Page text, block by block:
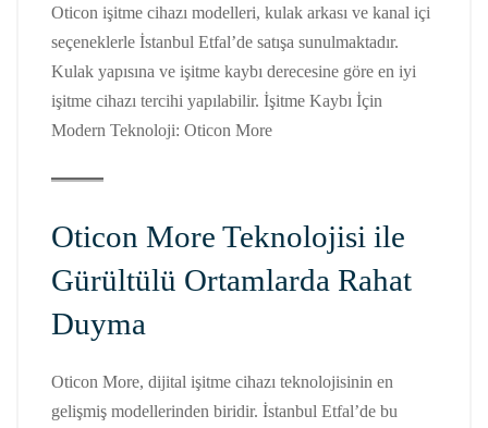
Oticon işitme cihazı modelleri, kulak arkası ve kanal içi
seçeneklerle İstanbul Etfal’de satışa sunulmaktadır.
Kulak yapısına ve işitme kaybı derecesine göre en iyi
işitme cihazı tercihi yapılabilir. İşitme Kaybı İçin
Modern Teknoloji: Oticon More
Oticon More Teknolojisi ile
Gürültülü Ortamlarda Rahat
Duyma
Oticon More, dijital işitme cihazı teknolojisinin en
gelişmiş modellerinden biridir. İstanbul Etfal’de bu